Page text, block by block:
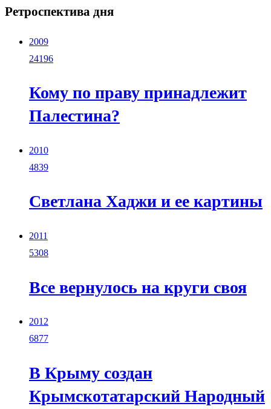
Ретроспектива дня
2009
24196
Кому по праву принадлежит
Палестина?
2010
4839
Светлана Хаджи и ее картины
2011
5308
Все вернулось на круги своя
2012
6877
В Крыму создан
Крымскотатарский Народный